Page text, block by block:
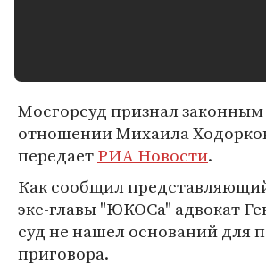
Мосгорсуд признал законным
отношении Михаила
передаетРИА Новости.
Как сообщил
экс-главы "ЮКОСа" адвокат
суд не нашел оснований для
приговора.